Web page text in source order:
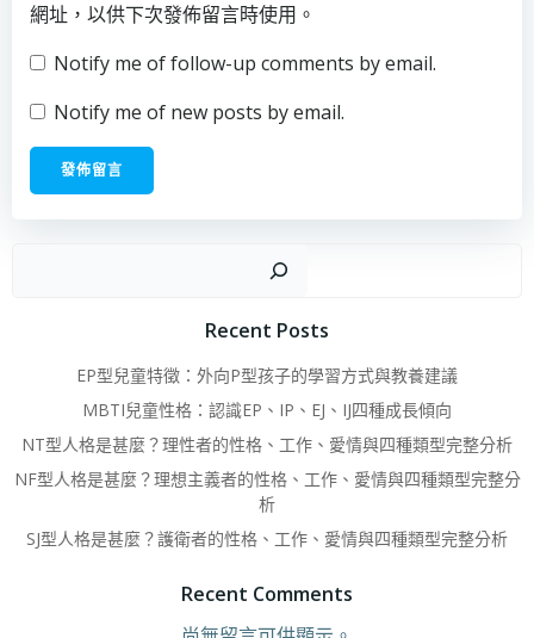
網址，以供下次發佈留言時使用。
Notify me of follow-up comments by email.
Notify me of new posts by email.
Recent Posts
EP型兒童特徵：外向P型孩子的學習方式與教養建議
MBTI兒童性格：認識EP、IP、EJ、IJ四種成長傾向
NT型人格是甚麼？理性者的性格、工作、愛情與四種類型完整分析
NF型人格是甚麼？理想主義者的性格、工作、愛情與四種類型完整分
析
SJ型人格是甚麼？護衛者的性格、工作、愛情與四種類型完整分析
Recent Comments